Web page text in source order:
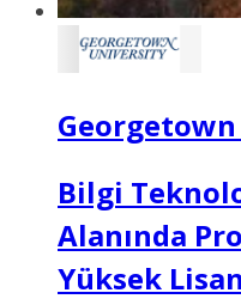
Bilgi
Alanında
Yüksek